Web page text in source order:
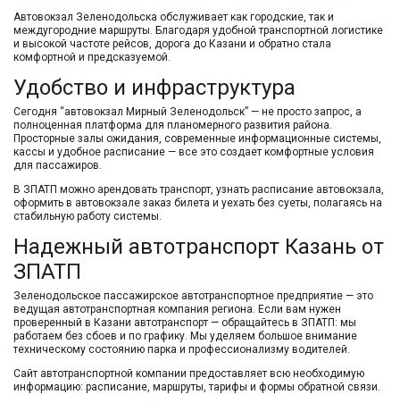
Автовокзал Зеленодольска обслуживает как городские, так и
междугородние маршруты. Благодаря удобной транспортной логистике
и высокой частоте рейсов, дорога до Казани и обратно стала
комфортной и предсказуемой.
Удобство и инфраструктура
Сегодня “автовокзал Мирный Зеленодольск” — не просто запрос, а
полноценная платформа для планомерного развития района.
Просторные залы ожидания, современные информационные системы,
кассы и удобное расписание — все это создает комфортные условия
для пассажиров.
В ЗПАТП можно арендовать транспорт, узнать расписание автовокзала,
оформить в автовокзале заказ билета и уехать без суеты, полагаясь на
стабильную работу системы.
Надежный автотранспорт Казань от
ЗПАТП
Зеленодольское пассажирское автотранспортное предприятие — это
ведущая автотранспортная компания региона. Если вам нужен
проверенный в Казани автотранспорт — обращайтесь в ЗПАТП: мы
работаем без сбоев и по графику. Мы уделяем большое внимание
техническому состоянию парка и профессионализму водителей.
Сайт автотранспортной компании предоставляет всю необходимую
информацию: расписание, маршруты, тарифы и формы обратной связи.